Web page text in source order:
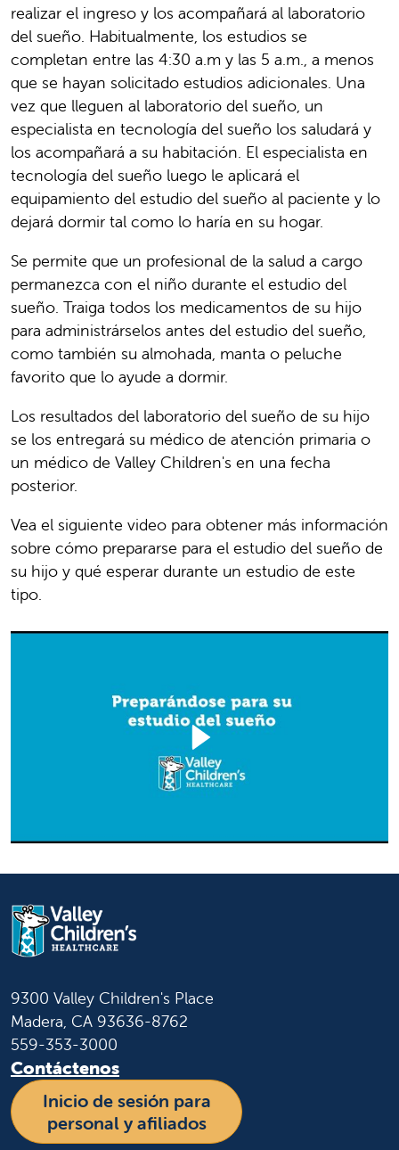
realizar el ingreso y los acompañará al laboratorio
del sueño. Habitualmente, los estudios se
completan entre las 4:30 a.m y las 5 a.m., a menos
que se hayan solicitado estudios adicionales. Una
vez que lleguen al laboratorio del sueño, un
especialista en tecnología del sueño los saludará y
los acompañará a su habitación. El especialista en
tecnología del sueño luego le aplicará el
equipamiento del estudio del sueño al paciente y lo
dejará dormir tal como lo haría en su hogar.
Se permite que un profesional de la salud a cargo
permanezca con el niño durante el estudio del
sueño. Traiga todos los medicamentos de su hijo
para administrárselos antes del estudio del sueño,
como también su almohada, manta o peluche
favorito que lo ayude a dormir.
Los resultados del laboratorio del sueño de su hijo
se los entregará su médico de atención primaria o
un médico de Valley Children's en una fecha
posterior.
Vea el siguiente video para obtener más información
sobre cómo prepararse para el estudio del sueño de
su hijo y qué esperar durante un estudio de este
tipo.
9300 Valley Children's Place
Madera, CA 93636-8762
559-353-3000
Contáctenos
Inicio de sesión para
personal y afiliados